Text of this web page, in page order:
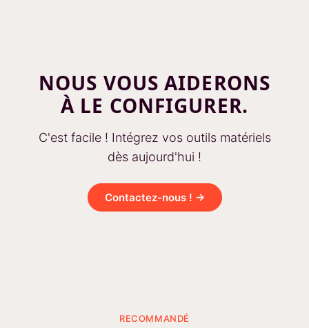
NOUS VOUS AIDERONS
À LE CONFIGURER.
C'est facile ! Intégrez vos outils matériels
dès aujourd'hui !
Contactez-nous ! →
RECOMMANDÉ